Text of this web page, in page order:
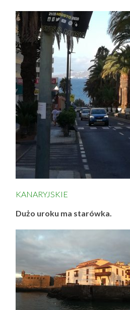
KANARYJSKIE
Dużo uroku ma starówka.